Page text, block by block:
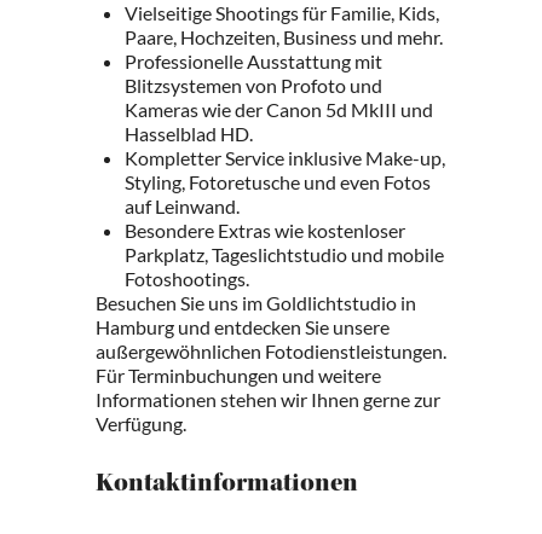
Vielseitige Shootings für Familie, Kids,
Paare, Hochzeiten, Business und mehr.
Professionelle Ausstattung mit
Blitzsystemen von Profoto und
Kameras wie der Canon 5d MkIII und
Hasselblad HD.
Kompletter Service inklusive Make-up,
Styling, Fotoretusche und even Fotos
auf Leinwand.
Besondere Extras wie kostenloser
Parkplatz, Tageslichtstudio und mobile
Fotoshootings.
Besuchen Sie uns im Goldlichtstudio in
Hamburg und entdecken Sie unsere
außergewöhnlichen Fotodienstleistungen.
Für Terminbuchungen und weitere
Informationen stehen wir Ihnen gerne zur
Verfügung.
Kontaktinformationen